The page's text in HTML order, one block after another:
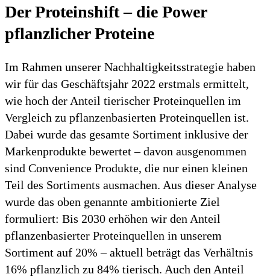
Der Proteinshift – die Power
pflanzlicher Proteine
Im Rahmen unserer Nachhaltigkeitsstrategie haben
wir für das Geschäftsjahr 2022 erstmals ermittelt,
wie hoch der Anteil tierischer Proteinquellen im
Vergleich zu pflanzenbasierten Proteinquellen ist.
Dabei wurde das gesamte Sortiment inklusive der
Markenprodukte bewertet – davon ausgenommen
sind Convenience Produkte, die nur einen kleinen
Teil des Sortiments ausmachen. Aus dieser Analyse
wurde das oben genannte ambitionierte Ziel
formuliert: Bis 2030 erhöhen wir den Anteil
pflanzenbasierter Proteinquellen in unserem
Sortiment auf 20% – aktuell beträgt das Verhältnis
16% pflanzlich zu 84% tierisch. Auch den Anteil